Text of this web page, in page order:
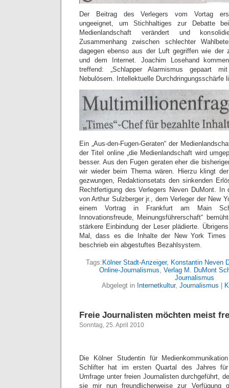
Der Beitrag des Verlegers vom Vortag
ungeeignet, um Stichhaltiges zur Debatte
Medienlandschaft verändert und
Zusammenhang zwischen schlechter
dagegen ebenso aus der Luft gegriffen wie der
und dem Internet. Joachim Losehand
treffend: „Schlapper Alarmismus gepaart
Nebulösem. Intellektuelle Durchdringungsschärfe
Ein „Aus-den-Fugen-Geraten“ der
der Titel online „die Medienlandschaft wird
besser. Aus den Fugen geraten eher die
wir wieder beim Thema wären. Hierzu klingt
gezwungen, Redaktionsetats den sinkenden
Rechtfertigung des Verlegers Neven DuMont.
von Arthur Sulzberger jr., dem Verleger der New
einem Vortrag in Frankfurt am Main
Innovationsfreude, Meinungsführerschaft“
stärkere Einbindung der Leser plädierte.
Mal, dass es die Inhalte der New York
beschrieb ein abgestuftes Bezahlsystem.
Tags: Kölner Stadt-Anzeiger, Konstantin Neven
Online-Journalismus, Verlag M. DuMont
Journalismus
Abgelegt in Internetkultur, Journalismus
Freie Journalisten möchten meist
Sonntag, 25. April 2010
Die Kölner Studentin für
Schlifter hat im ersten Quartal des Jahres für
Umfrage unter freien Journalisten durchgeführt,
sie mir nun freundlicherweise zur Verfügung